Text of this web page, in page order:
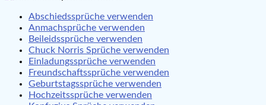
Abschiedssprüche verwenden
Anmachsprüche verwenden
Beileidssprüche verwenden
Chuck Norris Sprüche verwenden
Einladungssprüche verwenden
Freundschaftssprüche verwenden
Geburtstagssprüche verwenden
Hochzeitssprüche verwenden